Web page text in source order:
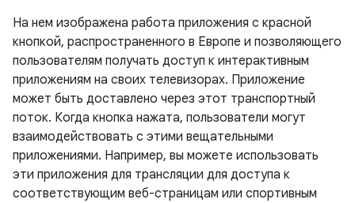
На нем изображена работа приложения с красной
кнопкой, распространенного в Европе и позволяющего
пользователям получать доступ к интерактивным
приложениям на своих телевизорах. Приложение
может быть доставлено через этот транспортный
поток. Когда кнопка нажата, пользователи могут
взаимодействовать с этими вещательными
приложениями. Например, вы можете использовать
эти приложения для трансляции для доступа к
соответствующим веб-страницам или спортивным